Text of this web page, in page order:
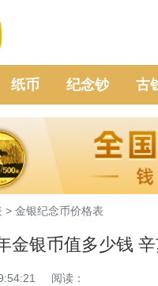
纸币 纪念钞 古
> 金银纪念币价格表
金银币值多少钱
阅读：